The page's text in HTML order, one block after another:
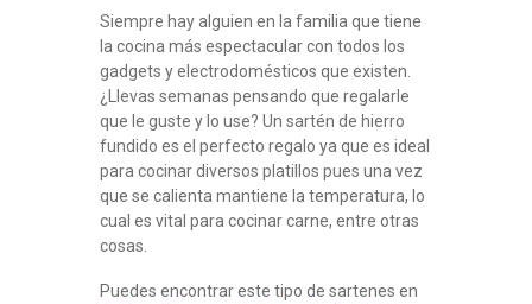
Siempre hay alguien en la familia que tiene
la cocina más espectacular con todos los
gadgets y electrodomésticos que existen.
¿Llevas semanas pensando que regalarle
que le guste y lo use? Un sartén de hierro
fundido es el perfecto regalo ya que es ideal
para cocinar diversos platillos pues una vez
que se calienta mantiene la temperatura, lo
cual es vital para cocinar carne, entre otras
cosas.
Puedes encontrar este tipo de sartenes en